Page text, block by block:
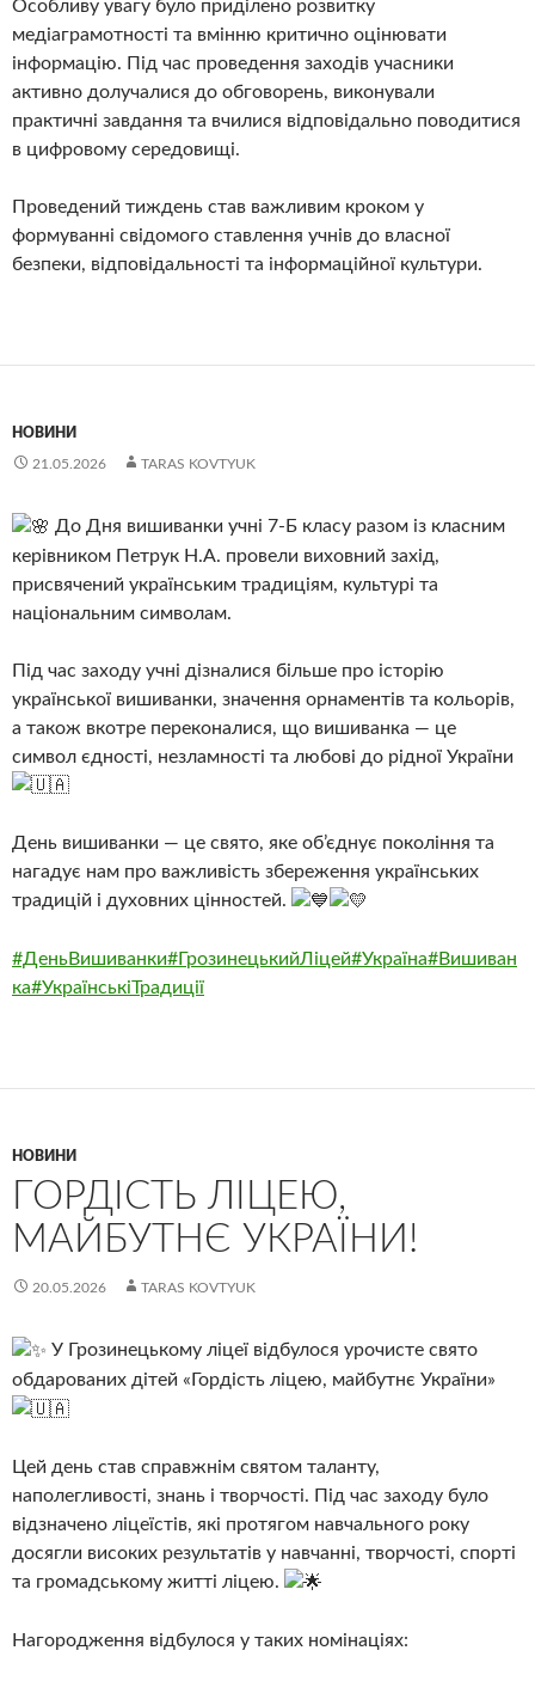
Особливу увагу було приділено розвитку
медіаграмотності та вмінню критично оцінювати
інформацію. Під час проведення заходів учасники
активно долучалися до обговорень, виконували
практичні завдання та вчилися відповідально поводитися
в цифровому середовищі.
Проведений тиждень став важливим кроком у
формуванні свідомого ставлення учнів до власної
безпеки, відповідальності та інформаційної культури.
НОВИНИ
21.05.2026 TARAS KOVTYUK
До Дня вишиванки учні 7-Б класу разом із класним
керівником Петрук Н.А. провели виховний захід,
присвячений українським традиціям, культурі та
національним символам.
Під час заходу учні дізналися більше про історію
української вишиванки, значення орнаментів та кольорів,
а також вкотре переконалися, що вишиванка — це
символ єдності, незламності та любові до рідної України
День вишиванки — це свято, яке об’єднує покоління та
нагадує нам про важливість збереження українських
традицій і духовних цінностей.
#ДеньВишиванки#ГрозинецькийЛіцей#Україна#Вишиван
ка#УкраїнськіТрадиції
НОВИНИ
ГОРДІСТЬ ЛІЦЕЮ,
МАЙБУТНЄ УКРАЇНИ!
20.05.2026 TARAS KOVTYUK
У Грозинецькому ліцеї відбулося урочисте свято
обдарованих дітей «Гордість ліцею, майбутнє України»
Цей день став справжнім святом таланту,
наполегливості, знань і творчості. Під час заходу було
відзначено ліцеїстів, які протягом навчального року
досягли високих результатів у навчанні, творчості, спорті
та громадському житті ліцею.
Нагородження відбулося у таких номінаціях: